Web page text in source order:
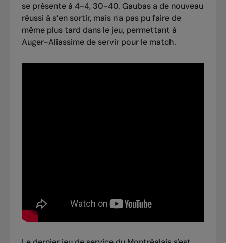
se présente à 4-4, 30-40. Gaubas a de nouveau
réussi à s’en sortir, mais n'a pas pu faire de
même plus tard dans le jeu, permettant à
Auger-Aliassime de servir pour le match.